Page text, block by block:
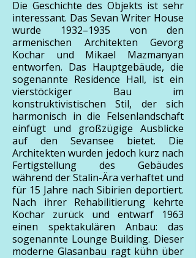
Die Geschichte des Objekts ist sehr
interessant. Das Sevan Writer House
wurde 1932–1935 von den
armenischen Architekten Gevorg
Kochar und Mikael Mazmanyan
entworfen. Das Hauptgebäude, die
sogenannte Residence Hall, ist ein
vierstöckiger Bau im
konstruktivistischen Stil, der sich
harmonisch in die Felsenlandschaft
einfügt und großzügige Ausblicke
auf den Sevansee bietet. Die
Architekten wurden jedoch kurz nach
Fertigstellung des Gebäudes
während der Stalin-Ära verhaftet und
für 15 Jahre nach Sibirien deportiert.
Nach ihrer Rehabilitierung kehrte
Kochar zurück und entwarf 1963
einen spektakulären Anbau: das
sogenannte Lounge Building. Dieser
moderne Glasanbau ragt kühn über